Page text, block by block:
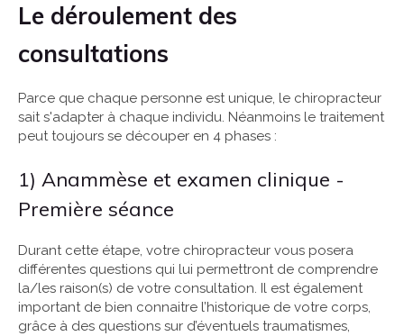
Le déroulement des
consultations
Parce que chaque personne est unique, le chiropracteur
sait s'adapter à chaque individu. Néanmoins le traitement
peut toujours se découper en 4 phases :
1) Anammèse et examen clinique -
Première séance
Durant cette étape, votre chiropracteur vous posera
différentes questions qui lui permettront de comprendre
la/les raison(s) de votre consultation. Il est également
important de bien connaitre l’historique de votre corps,
grâce à des questions sur d’éventuels traumatismes,